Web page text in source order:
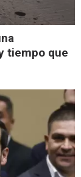
tiempo que